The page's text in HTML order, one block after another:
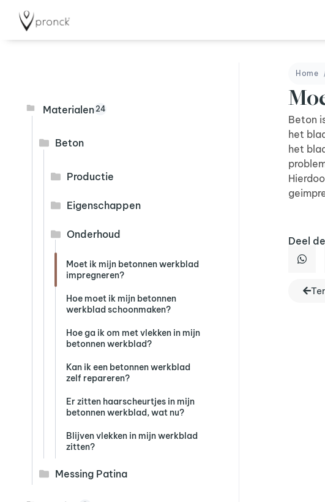
Materialen 24
Beton
Productie
Eigenschappen
Onderhoud
Moet ik mijn betonnen werkblad
impregneren?
Hoe moet ik mijn betonnen
werkblad schoonmaken?
Hoe ga ik om met vlekken in mijn
betonnen werkblad?
Kan ik een betonnen werkblad
zelf repareren?
Er zitten haarscheurtjes in mijn
betonnen werkblad, wat nu?
Blijven vlekken in mijn werkblad
zitten?
Messing Patina
Home
Beton
het
het
Deel